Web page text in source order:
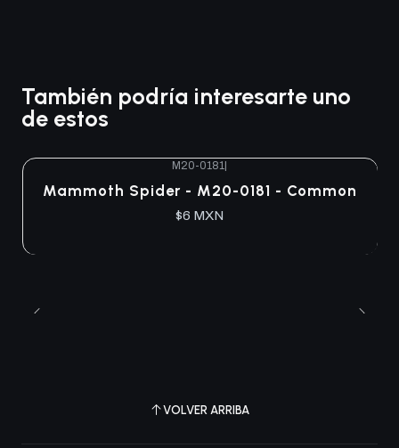
También podría interesarte uno
de estos
M20-0181
Mammoth Spider - M20-0181 - Common
$6 MXN
VOLVER ARRIBA